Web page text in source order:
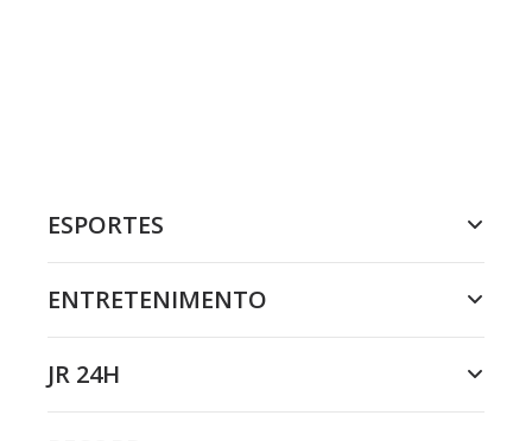
ESPORTES
ENTRETENIMENTO
JR 24H